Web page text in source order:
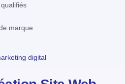
marque
digital